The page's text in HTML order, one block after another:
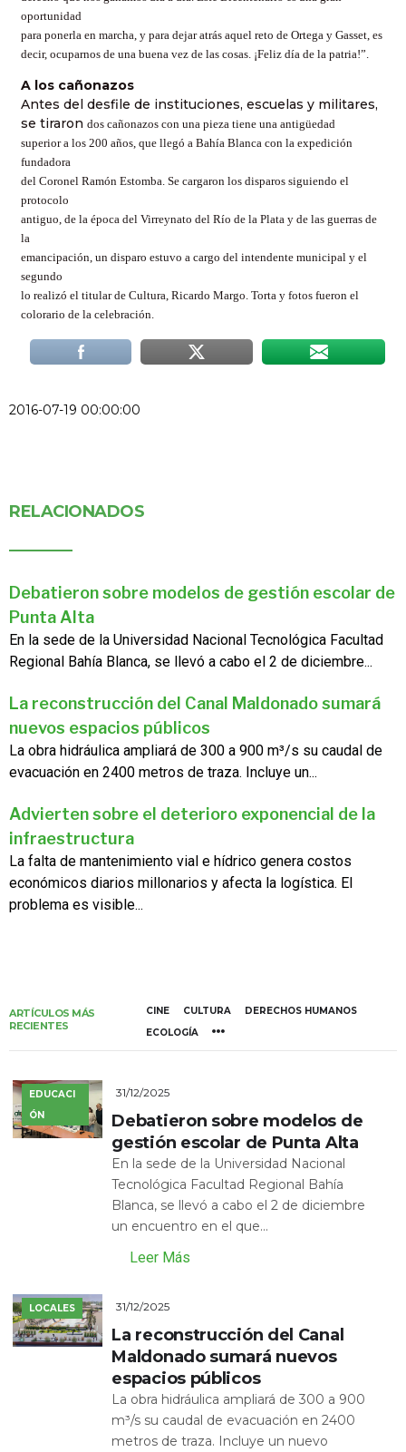
oportunidad
para ponerla en marcha, y para dejar atrás aquel reto de Ortega y Gasset, es
decir, ocuparnos de una buena vez de las cosas. ¡Feliz día de la patria!”.
A los cañonazos
Antes del desfile de instituciones, escuelas y militares,
se tiraron dos cañonazos con una pieza tiene una antigüedad
superior a los 200 años, que llegó a Bahía Blanca con la expedición
fundadora
del Coronel Ramón Estomba. Se cargaron los disparos siguiendo el
protocolo
antiguo, de la época del Virreynato del Río de la Plata y de las guerras de
la
emancipación, un disparo estuvo a cargo del intendente municipal y el
segundo
lo realizó el titular de Cultura, Ricardo Margo. Torta y fotos fueron el
colorario de la celebración.
2016-07-19 00:00:00
RELACIONADOS
Debatieron sobre modelos de gestión escolar de
Punta Alta
En la sede de la Universidad Nacional Tecnológica Facultad
Regional Bahía Blanca, se llevó a cabo el 2 de diciembre...
La reconstrucción del Canal Maldonado sumará
nuevos espacios públicos
La obra hidráulica ampliará de 300 a 900 m³/s su caudal de
evacuación en 2400 metros de traza. Incluye un...
Advierten sobre el deterioro exponencial de la
infraestructura
La falta de mantenimiento vial e hídrico genera costos
económicos diarios millonarios y afecta la logística. El
problema es visible...
ARTÍCULOS MÁS
RECIENTES
CINE CULTURA
DERECHOS HUMANOS
ECOLOGÍA
EDUCACI
ÓN
31/12/2025
Debatieron sobre modelos de
gestión escolar de Punta Alta
En la sede de la Universidad Nacional
Tecnológica Facultad Regional Bahía
Blanca, se llevó a cabo el 2 de diciembre
un encuentro en el que...
Leer Más
LOCALES 31/12/2025
La reconstrucción del Canal
Maldonado sumará nuevos
espacios públicos
La obra hidráulica ampliará de 300 a 900
m³/s su caudal de evacuación en 2400
metros de traza. Incluye un nuevo